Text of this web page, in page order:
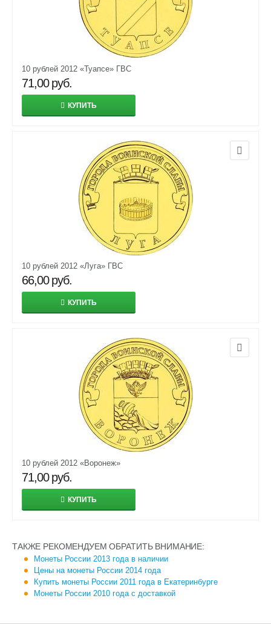
10 рублей 2012 «Туапсе» ГВС
71,00 руб.
КУПИТЬ
10 рублей 2012 «Луга» ГВС
66,00 руб.
КУПИТЬ
10 рублей 2012 «Воронеж»
71,00 руб.
КУПИТЬ
ТАКЖЕ РЕКОМЕНДУЕМ ОБРАТИТЬ ВНИМАНИЕ:
Монеты России 2013 года в наличии
Цены на монеты России 2014 года
Купить монеты России 2011 года в Екатеринбурге
Монеты России 2010 года с доставкой